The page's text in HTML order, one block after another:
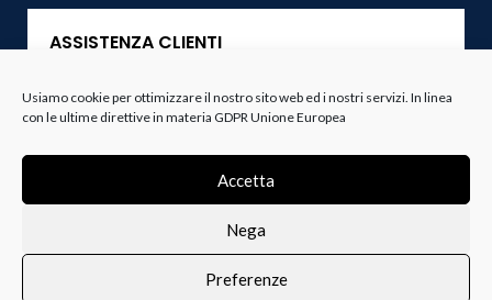
Usiamo cookie per ottimizzare il nostro sito web ed i nostri servizi. In linea
con le ultime direttive in materia GDPR Unione Europea
Accetta
Nega
Preferenze
ASSISTENZA CLIENTI
Servizio Clienti